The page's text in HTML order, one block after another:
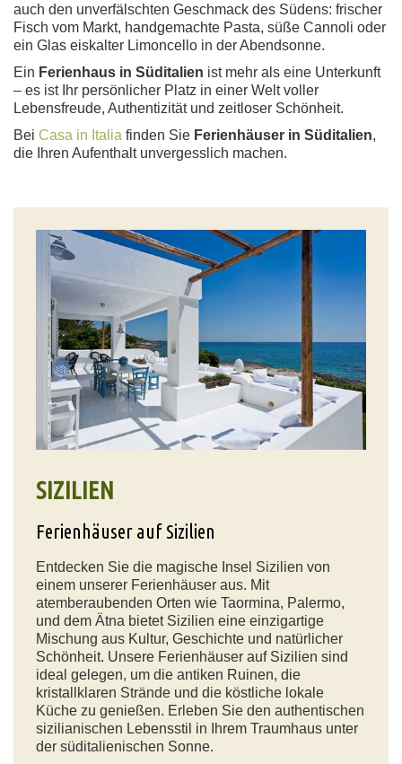
auch den unverfälschten Geschmack des Südens: frischer
Fisch vom Markt, handgemachte Pasta, süße Cannoli oder
ein Glas eiskalter Limoncello in der Abendsonne.
Ein Ferienhaus in Süditalien ist mehr als eine Unterkunft
– es ist Ihr persönlicher Platz in einer Welt voller
Lebensfreude, Authentizität und zeitloser Schönheit.
Bei Casa in Italia finden Sie Ferienhäuser in Süditalien,
die Ihren Aufenthalt unvergesslich machen.
SIZILIEN
Ferienhäuser auf Sizilien
Entdecken Sie die magische Insel Sizilien von
einem unserer Ferienhäuser aus. Mit
atemberaubenden Orten wie Taormina, Palermo,
und dem Ätna bietet Sizilien eine einzigartige
Mischung aus Kultur, Geschichte und natürlicher
Schönheit. Unsere Ferienhäuser auf Sizilien sind
ideal gelegen, um die antiken Ruinen, die
kristallklaren Strände und die köstliche lokale
Küche zu genießen. Erleben Sie den authentischen
sizilianischen Lebensstil in Ihrem Traumhaus unter
der süditalienischen Sonne.